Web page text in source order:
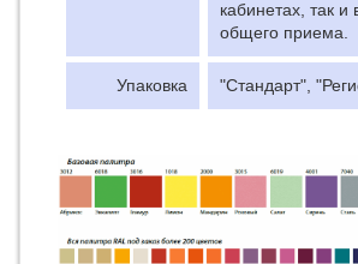
кабинетах, так и
общего приема.
Упаковка "Стандарт",